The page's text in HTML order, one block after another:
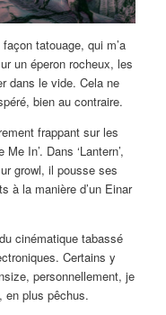
tatouage, qui m’a
un éperon rocheux, les
dans le vide. Cela ne
bien au contraire.
frappant sur les
In’. Dans ‘Lantern’,
growl, il pousse ses
à la manière d’un Einar
cinématique tabassé
Certains y
personnellement, je
en plus pêchus.